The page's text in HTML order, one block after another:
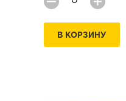
В КОРЗИНУ